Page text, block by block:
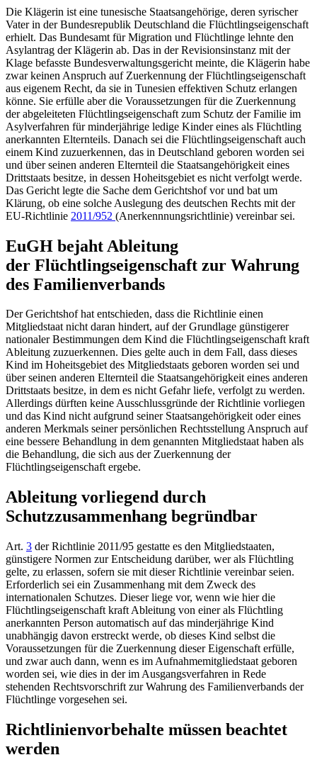
Die Klägerin ist eine tunesische Staatsangehörige, deren syrischer
Vater in der Bundesrepublik Deutschland die Flüchtlingseigenschaft
erhielt. Das Bundesamt für Migration und Flüchtlinge lehnte den
Asylantrag der Klägerin ab. Das in der Revisionsinstanz mit der
Klage befasste Bundesverwaltungsgericht meinte, die Klägerin habe
zwar keinen Anspruch auf Zuerkennung der Flüchtlingseigenschaft
aus eigenem Recht, da sie in Tunesien effektiven Schutz erlangen
könne. Sie erfülle aber die Voraussetzungen für die Zuerkennung
der abgeleiteten Flüchtlingseigenschaft zum Schutz der Familie im
Asylverfahren für minderjährige ledige Kinder eines als Flüchtling
anerkannten Elternteils. Danach sei die Flüchtlingseigenschaft auch
einem Kind zuzuerkennen, das in Deutschland geboren worden sei
und über seinen anderen Elternteil die Staatsangehörigkeit eines
Drittstaats besitze, in dessen Hoheitsgebiet es nicht verfolgt werde.
Das Gericht legte die Sache dem Gerichtshof vor und bat um
Klärung, ob eine solche Auslegung des deutschen Rechts mit der
EU-Richtlinie 2011/952 (Anerkennnungsrichtlinie) vereinbar sei.
EuGH bejaht Ableitung
der Flüchtlingseigenschaft zur Wahrung
des Familienverbands
Der Gerichtshof hat entschieden, dass die Richtlinie einen
Mitgliedstaat nicht daran hindert, auf der Grundlage günstigerer
nationaler Bestimmungen dem Kind die Flüchtlingseigenschaft kraft
Ableitung zuzuerkennen. Dies gelte auch in dem Fall, dass dieses
Kind im Hoheitsgebiet des Mitgliedstaats geboren worden sei und
über seinen anderen Elternteil die Staatsangehörigkeit eines anderen
Drittstaats besitze, in dem es nicht Gefahr liefe, verfolgt zu werden.
Allerdings dürften keine Ausschlussgründe der Richtlinie vorliegen
und das Kind nicht aufgrund seiner Staatsangehörigkeit oder eines
anderen Merkmals seiner persönlichen Rechtsstellung Anspruch auf
eine bessere Behandlung in dem genannten Mitgliedstaat haben als
die Behandlung, die sich aus der Zuerkennung der
Flüchtlingseigenschaft ergebe.
Ableitung vorliegend durch
Schutzzusammenhang begründbar
Art. 3 der Richtlinie 2011/95 gestatte es den Mitgliedstaaten,
günstigere Normen zur Entscheidung darüber, wer als Flüchtling
gelte, zu erlassen, sofern sie mit dieser Richtlinie vereinbar seien.
Erforderlich sei ein Zusammenhang mit dem Zweck des
internationalen Schutzes. Dieser liege vor, wenn wie hier die
Flüchtlingseigenschaft kraft Ableitung von einer als Flüchtling
anerkannten Person automatisch auf das minderjährige Kind
unabhängig davon erstreckt werde, ob dieses Kind selbst die
Voraussetzungen für die Zuerkennung dieser Eigenschaft erfülle,
und zwar auch dann, wenn es im Aufnahmemitgliedstaat geboren
worden sei, wie dies in der im Ausgangsverfahren in Rede
stehenden Rechtsvorschrift zur Wahrung des Familienverbands der
Flüchtlinge vorgesehen sei.
Richtlinienvorbehalte müssen beachtet
werden